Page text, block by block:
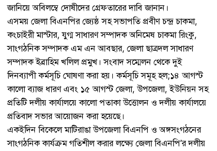
জানিয়ে অবিলম্বে দোষীদের গ্রেফতারের দাবি জানান।
এসময় জেলা বিএনপির জ্যেষ্ঠ সহ সভাপতি প্রবীণ চন্দ্র চাকমা,
কংচাইরী মাস্টার, যুগ্ম সাধারণ সম্পাদক অনিমেষ চাকমা রিংকু,
সাংগঠনিক সম্পাদক এম এন আবছার, জেলা ছাত্রদল সাধারণ
সম্পাদক ইব্রাহিম খলিল প্রমুখ। সংবাদ সম্মেলন থেকে দুই
দিনব্যাপী কর্মসূচি ঘোষণা করা হয়। কর্মসূচি সমূহ হল;১৪ আগস্ট
কালো ব্যাজ ধারণ এবং ১৫ আগস্ট জেলা, উপজেলা, ইউনিয়ন সহ
প্রতিটি দলীয় কার্যালয়ে কালো পতাকা উত্তোলন ও দলীয় কার্যালয়ে
প্রতিবাদ সভার আয়োজন করা হয়েছে।
একইদিন বিকেলে মাটিরাঙা উপজেলা বিএনপি ও অঙ্গসংগঠনের
সাংগঠনিক কার্যক্রম গতিশীল করার লক্ষ্যে জেলা বিএনপি’র দলীয়